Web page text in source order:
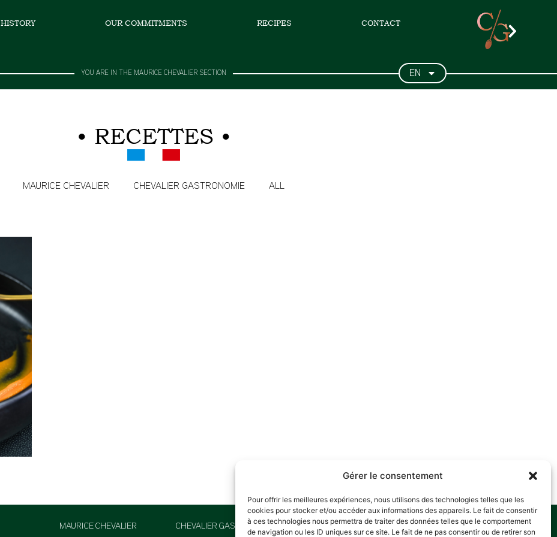
Gérer le consentement
Pour offrir les meilleures expériences, nous utilisons des technologies telles que les
cookies pour stocker et/ou accéder aux informations des appareils. Le fait de consentir
à ces technologies nous permettra de traiter des données telles que le comportement
de navigation ou les ID uniques sur ce site. Le fait de ne pas consentir ou de retirer son
HISTORY OUR COMMITMENTS RECIPES CONTACT
YOU ARE IN THE MAURICE CHEVALIER SECTION​ EN
• RECETTES •
MAURICE CHEVALIER CHEVALIER GASTRONOMIE ALL
MAURICE CHEVALIER CHEVALIER GASTRONOMIE FOLLOW US